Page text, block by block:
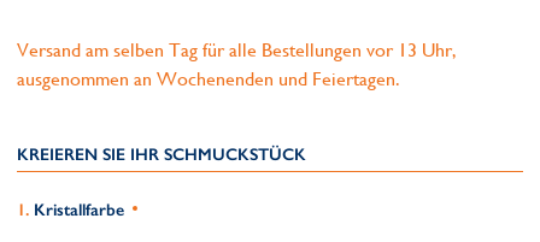
Versand am selben Tag für alle Bestellungen vor 13 Uhr,
ausgenommen an Wochenenden und Feiertagen.
KREIEREN SIE IHR SCHMUCKSTÜCK
Kristallfarbe